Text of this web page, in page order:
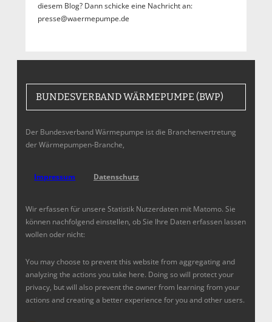
diesem Blog? Dann schicke eine Nachricht an:
presse@waermepumpe.de
BUNDESVERBAND WÄRMEPUMPE (BWP)
Der Bundesverband Wärmepumpe ist die Branchenvertretung
der Wärmepumpen-Branche,
Impressum Datenschutz
Wir erfassen für unsere Statistik Nutzerdaten mit Matomo. Sie
können nachfolgend einstellen, ob Sie Ihre Daten erfassen lassen
wollen oder nicht:
You may choose to prevent this website from aggregating and
analyzing the actions you take here. Doing so will protect your
privacy, but will also prevent the owner from learning from your
actions and creating a better experience for you and other users.